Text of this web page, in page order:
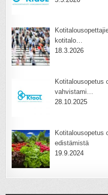
kotitalo…
18.3.2026
Kotitalousopetus
vahvistami…
28.10.2025
Kotitalousopetus
edistämistä
19.9.2024